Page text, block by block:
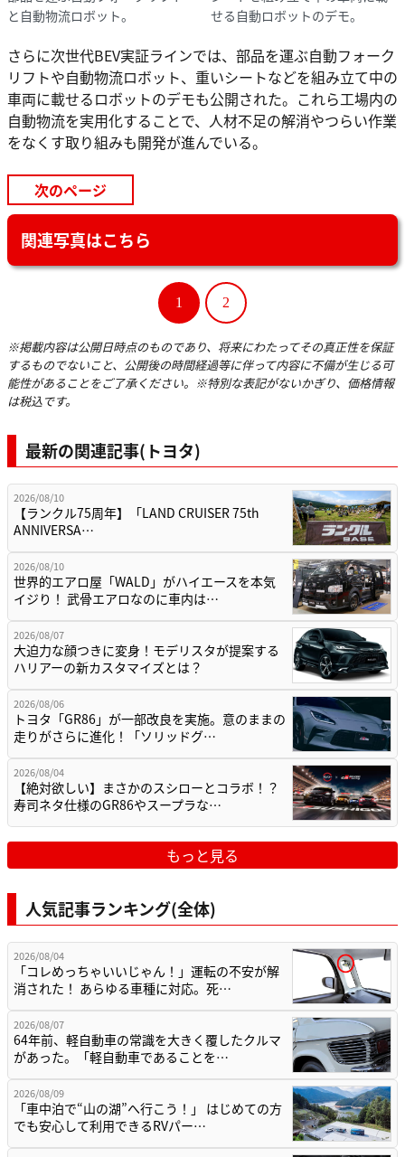
と自動物流ロボット。
せる自動ロボットのデモ。
さらに次世代BEV実証ラインでは、部品を運ぶ自動フォーク
リフトや自動物流ロボット、重いシートなどを組み立て中の
車両に載せるロボットのデモも公開された。これら工場内の
自動物流を実用化することで、人材不足の解消やつらい作業
をなくす取り組みも開発が進んでいる。
次のページ
関連写真はこちら
1 2
※掲載内容は公開日時点のものであり、将来にわたってその真正性を保証
するものでないこと、公開後の時間経過等に伴って内容に不備が生じる可
能性があることをご了承ください。※特別な表記がないかぎり、価格情報
は税込です。
最新の関連記事(トヨタ)
2026/08/10
【ランクル75周年】「LAND CRUISER 75th
ANNIVERSA…
2026/08/10
世界的エアロ屋「WALD」がハイエースを本気
イジり！ 武骨エアロなのに車内は…
2026/08/07
大迫力な顔つきに変身！モデリスタが提案する
ハリアーの新カスタマイズとは？
2026/08/06
トヨタ「GR86」が一部改良を実施。意のままの
走りがさらに進化！「ソリッドグ…
2026/08/04
【絶対欲しい】まさかのスシローとコラボ！？
寿司ネタ仕様のGR86やスープラな…
もっと見る
人気記事ランキング(全体)
2026/08/04
「コレめっちゃいいじゃん！」運転の不安が解
消された！ あらゆる車種に対応。死…
2026/08/07
64年前、軽自動車の常識を大きく覆したクルマ
があった。「軽自動車であることを…
2026/08/09
「車中泊で“山の湖”へ行こう！」 はじめての方
でも安心して利用できるRVパー…